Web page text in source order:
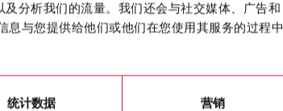
分析我们的流量。我们还会与社交媒体、广告和
与您提供给他们或他们在您使用其服务的过程中
统计数据 营销